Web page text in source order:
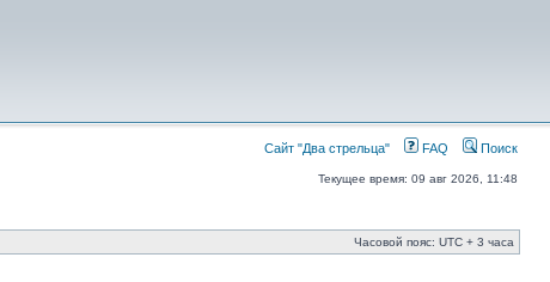
Сайт "Два стрельца" FAQ Поиск
Текущее время: 09 авг 2026, 11:48
Часовой пояс: UTC + 3 часа